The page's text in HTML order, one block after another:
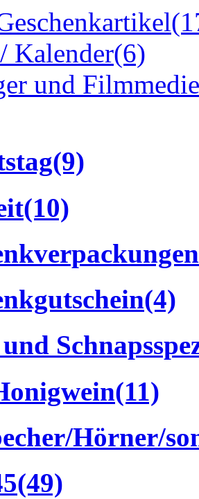
Kalender(6)
und
(9)
(10)
(4)
(11)
Hörner/
(49)